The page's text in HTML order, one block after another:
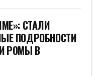
СТАЛИ
ПОДРОБНОСТИ
РОМЫ В